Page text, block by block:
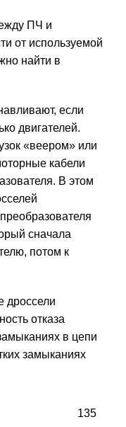
ПЧ и
от используемой
найти в
если
двигателей.
«веером» или
кабели
В этом
сначала
потом к
дроссели
отказа
в цепи
замыканиях
135